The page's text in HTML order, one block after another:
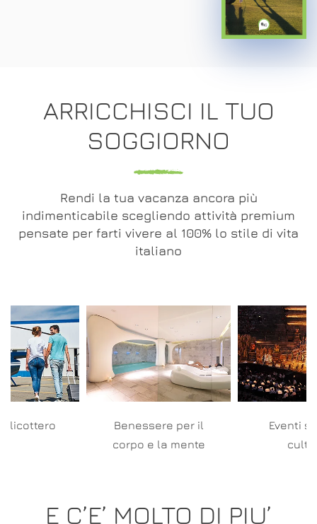
ARRICCHISCI IL TUO
SOGGIORNO
Rendi la tua vacanza ancora più
indimenticabile scegliendo attività premium
pensate per farti vivere al 100% lo stile di vita
italiano
Benessere per il
corpo e la mente
Eventi
Elicottero
E C’E’ MOLTO DI PIU’